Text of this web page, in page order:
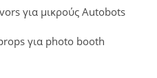
για μικρούς Autobots
για photo booth